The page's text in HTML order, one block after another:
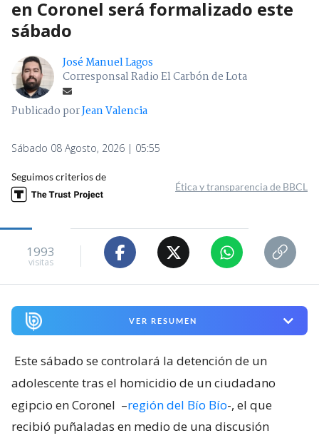
en Coronel será formalizado este
sábado
José Manuel Lagos
Corresponsal Radio El Carbón de Lota
Publicado porJean Valencia
Sábado 08 Agosto, 2026 | 05:55
Seguimos criterios de
Ética y transparencia de BBCL
1993
visitas
VER RESUMEN
Este sábado se controlará la detención de un
adolescente tras el homicidio de un ciudadano
egipcio en Coronel –región del Bío Bío-, el que
recibió puñaladas en medio de una discusión